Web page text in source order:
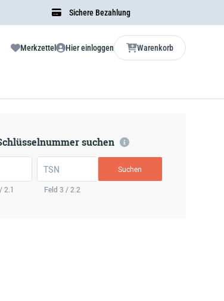
Sichere Bezahlung
Merkzettel Hier einloggen Warenkorb
suchen
2.1
TSN
Feld 3 / 2.2
Suchen